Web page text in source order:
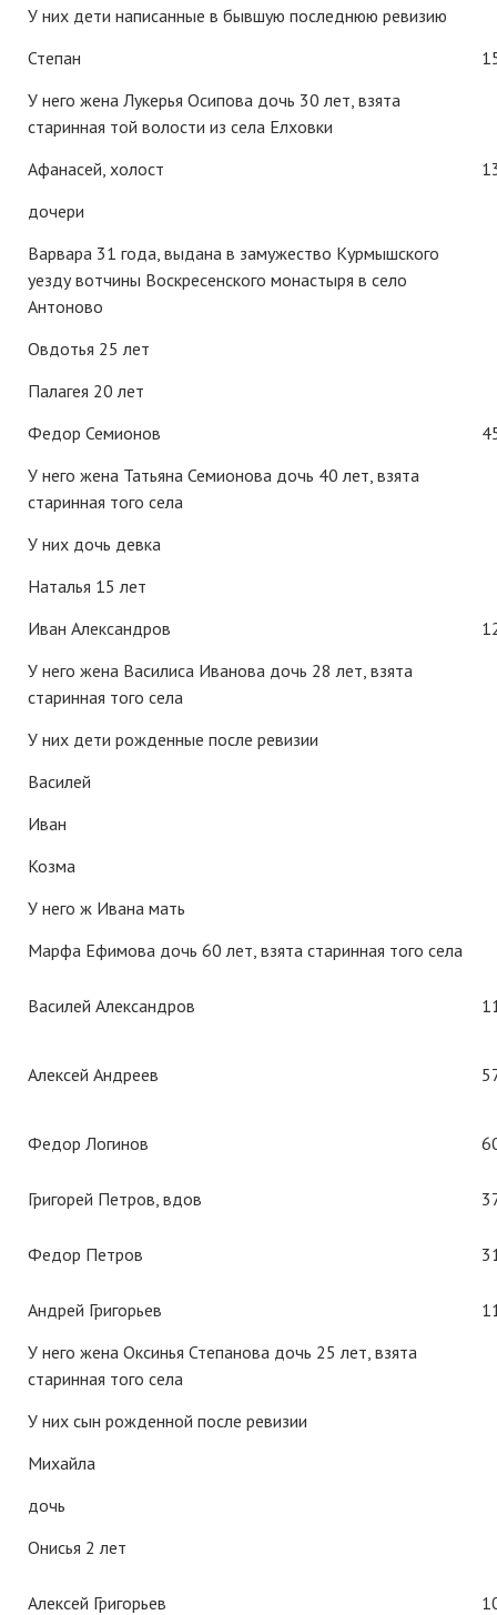
У них дети написанные в бывшую последнюю ревизию
Степан
У него жена Лукерья Осипова дочь 30 лет, взята
старинная той волости из села Елховки
Афанасей, холост
дочери
Варвара 31 года, выдана в замужество Курмышского
уезду вотчины Воскресенского монастыря в село
Антоново
Овдотья 25 лет
Палагея 20 лет
Федор Семионов
У него жена Татьяна Семионова дочь 40 лет, взята
старинная того села
У них дочь девка
Наталья 15 лет
Иван Александров
У него жена Василиса Иванова дочь 28 лет, взята
старинная того села
У них дети рожденные после ревизии
Василей
Иван
Козма
У него ж Ивана мать
Марфа Ефимова дочь 60 лет, взята старинная того села
Василей Александров
Алексей Андреев
Федор Логинов
Григорей Петров, вдов
Федор Петров
Андрей Григорьев
У него жена Оксинья Степанова дочь 25 лет, взята
старинная того села
У них сын рожденной после ревизии
Михайла
дочь
Онисья 2 лет
Алексей Григорьев